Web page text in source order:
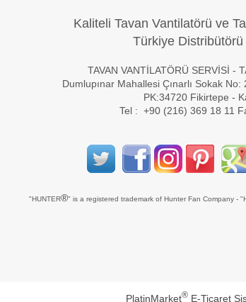
Kaliteli Tavan Vantilatörü ve
Türkiye
TAVAN VANTİLATÖRÜ SERVİSİ -
Dumlupınar Mahallesi Çınarlı Sokak
PK:34720 Fikirtepe -
Tel : +90 (216) 369 18 11
"HUNTER®" is a registered trademark of Hunter Fan Company -
PlatinMarket® E-Ticaret